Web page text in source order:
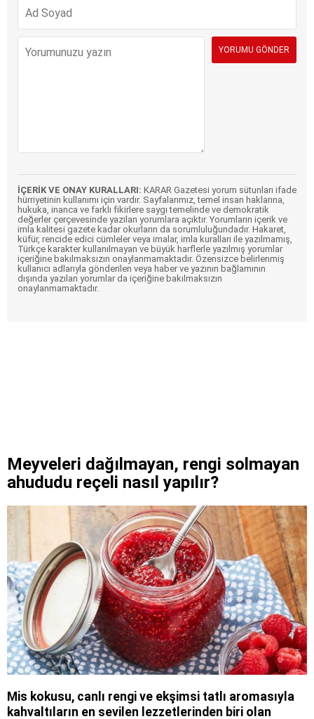
İÇERİK VE ONAY KURALLARI: KARAR Gazetesi yorum sütunları ifade
hürriyetinin kullanımı için vardır. Sayfalarımız, temel insan haklarına,
hukuka, inanca ve farklı fikirlere saygı temelinde ve demokratik
değerler çerçevesinde yazılan yorumlara açıktır. Yorumların içerik ve
imla kalitesi gazete kadar okurların da sorumluluğundadır. Hakaret,
küfür, rencide edici cümleler veya imalar, imla kuralları ile yazılmamış,
Türkçe karakter kullanılmayan ve büyük harflerle yazılmış yorumlar
içeriğine bakılmaksızın onaylanmamaktadır. Özensizce belirlenmiş
kullanıcı adlarıyla gönderilen veya haber ve yazının bağlamının
dışında yazılan yorumlar da içeriğine bakılmaksızın
onaylanmamaktadır.
Meyveleri dağılmayan, rengi solmayan
ahududu reçeli nasıl yapılır?
Mis kokusu, canlı rengi ve ekşimsi tatlı aromasıyla
kahvaltıların en sevilen lezzetlerinden biri olan